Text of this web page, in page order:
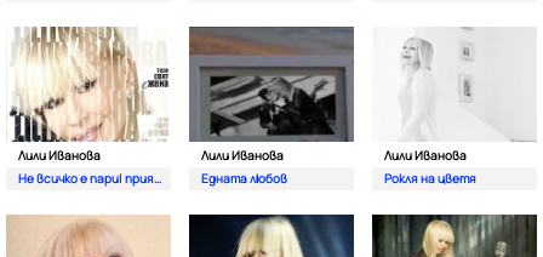
Лили Иванова
Не всичко е пари| приятелю
Лили Иванова
Едната любов
Лили Иванова
Рокля на цветя